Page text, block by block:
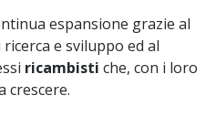
espansione grazie al
e sviluppo ed al
ricambisti che, con i loro
crescere.